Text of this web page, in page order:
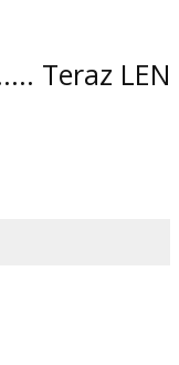
Teraz LEN